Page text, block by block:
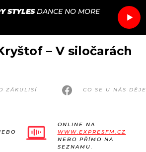
STYLES DANCE NO MORE
– V siločarách
ZÁKULISÍ CO SE U NÁS DĚJE
ONLINE NA
WWW.EXPRESFM.CZ
NEBO PŘÍMO NA
SEZNAMU.